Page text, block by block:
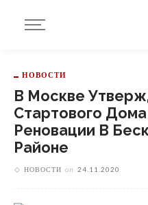
НОВОСТИ
В Москве
Стартового
Реновации В
Районе
НОВОСТИ on 24.11.2020